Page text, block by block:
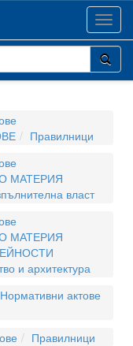
Правилници
МАТЕРИЯ
власт
МАТЕРИЯ
и архитектура
Нормативни актове
Правилници